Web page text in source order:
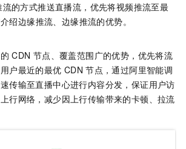
的方式推送直播流，优先将视频推流至最
绍边缘推流、边缘推流的优势。
CDN 节点、覆盖范围广的优势，优先将流
户最近的最优 CDN 节点，通过阿里智能调
传输至直播中心进行内容分发，保证用户访
行网络，减少因上行传输带来的卡顿、拉流